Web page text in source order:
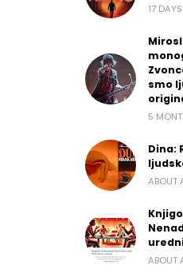
17
smo
5
Dina:
ABOUT
ABOUT